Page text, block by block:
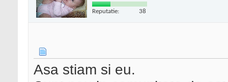
Reputatie: 38
Asa stiam si eu.